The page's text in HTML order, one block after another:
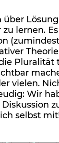
lernen.
vielen.
Wir
selbst